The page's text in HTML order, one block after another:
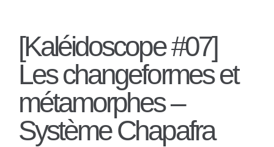
[Kaléidoscope #07]
Les changeformes et
métamorphes –
Système Chapafra